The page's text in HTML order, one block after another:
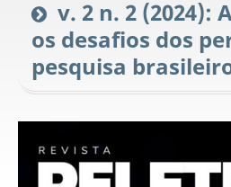
v. 2 n. 2 (2024):
os desafios dos
pesquisa